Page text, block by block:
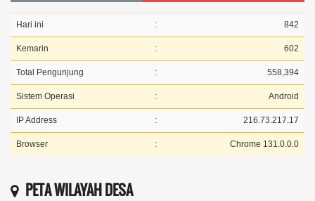
Hari ini : 842
Kemarin : 602
Total Pengunjung : 558,394
Sistem Operasi : Android
IP Address : 216.73.217.17
Browser : Chrome 131.0.0.0
PETA WILAYAH DESA